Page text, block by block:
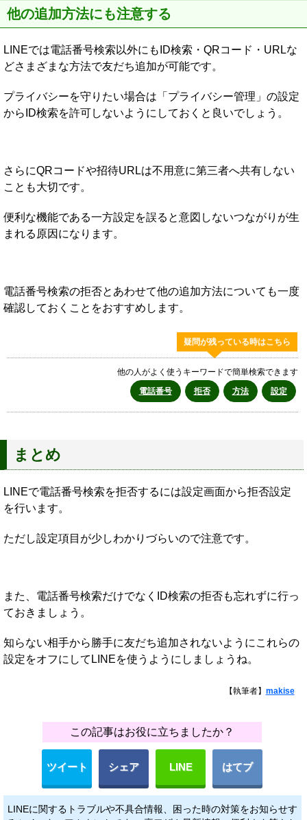
他の追加方法にも注意する
LINEでは電話番号検索以外にもID検索・QRコード・URLな
どさまざまな方法で友だち追加が可能です。
プライバシーを守りたい場合は「プライバシー管理」の設定
からID検索を許可しないようにしておくと良いでしょう。
さらにQRコードや招待URLは不用意に第三者へ共有しない
ことも大切です。
便利な機能である一方設定を誤ると意図しないつながりが生
まれる原因になります。
電話番号検索の拒否とあわせて他の追加方法についても一度
確認しておくことをおすすめします。
疑問が残っている時はこちら
他の人がよく使うキーワードで簡単検索できます
電話番号
拒否 方法 設定
まとめ
LINEで電話番号検索を拒否するには設定画面から拒否設定
を行います。
ただし設定項目が少しわかりづらいので注意です。
また、電話番号検索だけでなくID検索の拒否も忘れずに行っ
ておきましょう。
知らない相手から勝手に友だち追加されないようにこれらの
設定をオフにしてLINEを使うようにしましょうね。
【執筆者】 makise
この記事はお役に立ちましたか？
ツイート シェア LINE はてブ
LINEに関するトラブルや不具合情報、困った時の対策をお知らせす